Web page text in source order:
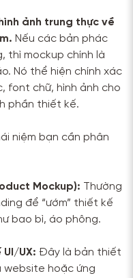
ảnh trung thực về
Nếu các bản phác
thì mockup chính là
Nó thể hiện chính xác
font chữ, hình ảnh cho
phần thiết kế.
niệm bạn cần phân
Mockup): Thường
để “ướm” thiết kế
bao bì, áo phông.
UX: Đây là bản thiết
website hoặc ứng